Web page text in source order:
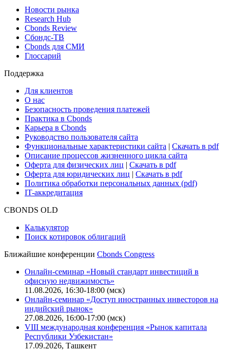
Новости рынка
Research Hub
Cbonds Review
Сбондс-ТВ
Cbonds для СМИ
Глоссарий
Поддержка
Для клиентов
О нас
Безопасность проведения платежей
Практика в Cbonds
Карьера в Cbonds
Руководство пользователя сайта
Функциональные характеристики сайта | Скачать в pdf
Описание процессов жизненного цикла сайта
Оферта для физических лиц | Скачать в pdf
Оферта для юридических лиц | Скачать в pdf
Политика обработки персональных данных (pdf)
IT-аккредитация
CBONDS OLD
Калькулятор
Поиск котировок облигаций
Ближайшие конференции Cbonds Congress
Онлайн-семинар «Новый стандарт инвестиций в
офисную недвижимость»
11.08.2026, 16:30-18:00 (мск)
Онлайн-семинар «Доступ иностранных инвесторов на
индийский рынок»
27.08.2026, 16:00-17:00 (мск)
VIII международная конференция «Рынок капитала
Республики Узбекистан»
17.09.2026, Ташкент